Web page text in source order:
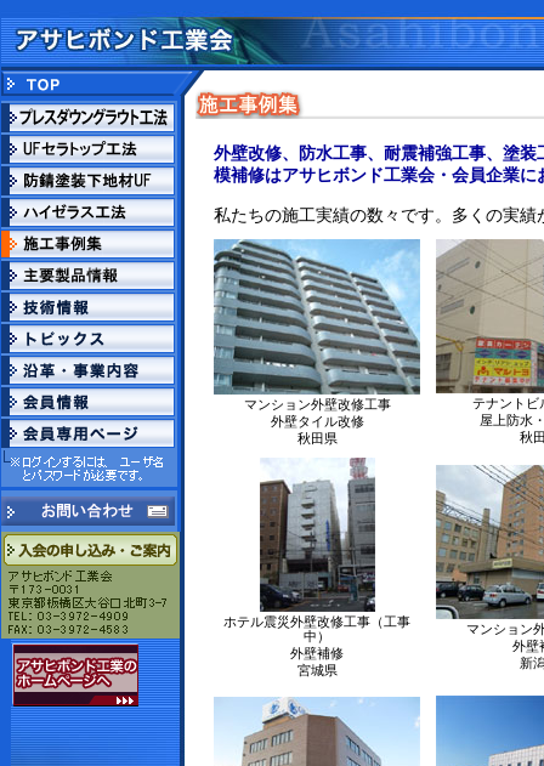
外壁改修、防水工事、耐震補強工事、塗
模補修はアサヒボンド工業会・会員企業に
私たちの施工実績の数々です。多くの実
マンション外壁改修工事
外壁タイル改修
秋田県
テナントビ
屋上防水
秋
ホテル震災外壁改修工事（工事
中）
外壁補修
宮城県
マンション
外壁
新